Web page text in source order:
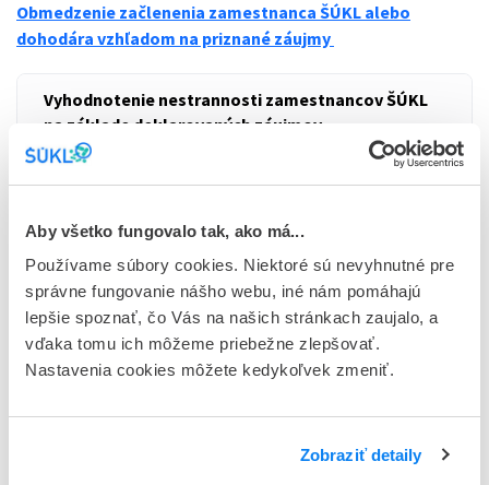
Aby všetko fungovalo tak, ako má...
Používame súbory cookies. Niektoré sú nevyhnutné pre
správne fungovanie nášho webu, iné nám pomáhajú
lepšie spoznať, čo Vás na našich stránkach zaujalo, a
vďaka tomu ich môžeme priebežne zlepšovať.
Nastavenia cookies môžete kedykoľvek zmeniť.
Zobraziť detaily
Obmedzenie začlenenia zamestnanca ŠÚKL alebo
dohodára vzhľadom na priznané záujmy
Vyhodnotenie nestrannosti zamestnancov ŠÚKL
na základe deklarovaných záujmov
Sekcia registrácie liekov